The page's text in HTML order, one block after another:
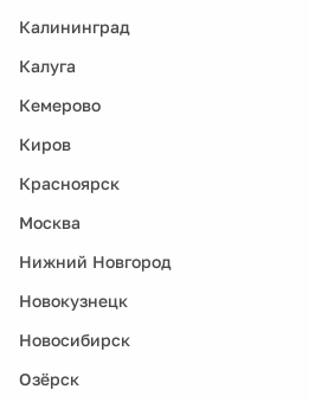
Калининград
Калуга
Кемерово
Киров
Красноярск
Москва
Нижний Новгород
Новокузнецк
Новосибирск
Озёрск